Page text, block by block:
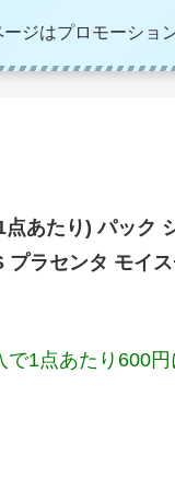
ージはプロモーショ
点あたり) パック
ラセンタ モイ
1点あたり600円